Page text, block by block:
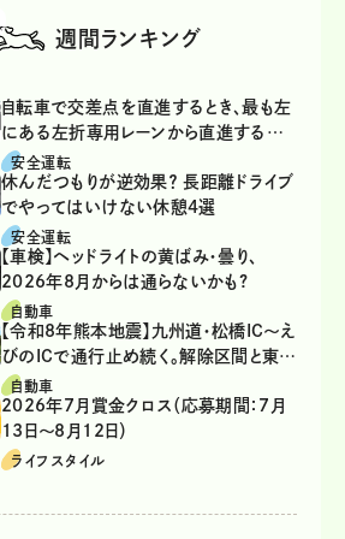
週間ランキング
自転車で交差点を直進するとき、最も左
にある左折専用レーンから直進するの
は、違反？
安全運転
休んだつもりが逆効果？ 長距離ドライブ
でやってはいけない休憩4選
安全運転
【車検】ヘッドライトの黄ばみ・曇り、
2026年8月からは通らないかも?
自動車
【令和8年熊本地震】九州道・松橋IC～え
びのICで通行止め続く。解除区間と東九
州道の迂回ルート
自動車
2026年7月賞金クロス（応募期間：7月
13日～8月12日）
ライフスタイル